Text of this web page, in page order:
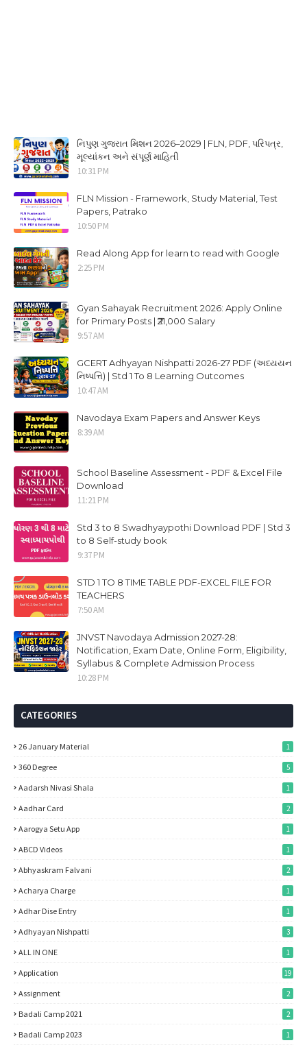
નિપુણ ગુજરાત મિશન 2026–2029 | FLN, PDF, પરિપત્ર,
મૂલ્યાંકન અને સંપૂર્ણ માહિતી
10:31 PM
FLN Mission - Framework, Study Material, Test
Papers, Patrako
10:50 PM
Read Along App for learn to read with Google
2:25 PM
Gyan Sahayak Recruitment 2026: Apply Online
for Primary Posts | ₹21,000 Salary
9:57 AM
GCERT Adhyayan Nishpatti 2026-27 PDF (અધ્યયન
નિષ્પત્તિ) | Std 1 To 8 Learning Outcomes
10:47 AM
Navodaya Exam Papers and Answer Keys
8:39 AM
School Baseline Assessment - PDF & Excel File
Download
11:21 PM
Std 3 to 8 Swadhyaypothi Download PDF | Std 3
to 8 Self-study book
9:37 PM
STD 1 TO 8 TIME TABLE PDF-EXCEL FILE FOR
TEACHERS
7:50 AM
JNVST Navodaya Admission 2027-28:
Notification, Exam Date, Online Form, Eligibility,
Syllabus & Complete Admission Process
10:28 PM
CATEGORIES
26 January Material 1
360 Degree 5
Aadarsh Nivasi Shala 1
Aadhar Card 2
Aarogya Setu App 1
ABCD Videos 1
Abhyaskram Falvani 2
Acharya Charge 1
Adhar Dise Entry 1
Adhyayan Nishpatti 3
ALL IN ONE 1
Application 19
Assignment 2
Badali Camp 2021 2
Badali Camp 2023 1